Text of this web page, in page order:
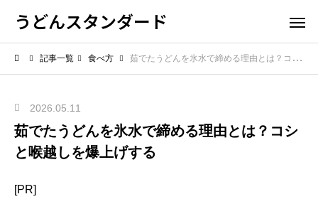
うどんスタンダード
記事一覧 食べ方 茹でたうどんを氷水で締める理由とは？コシと喉越しを爆上げする
2026.05.11
茹でたうどんを氷水で締める理由とは？コシ
と喉越しを爆上げする
[PR]